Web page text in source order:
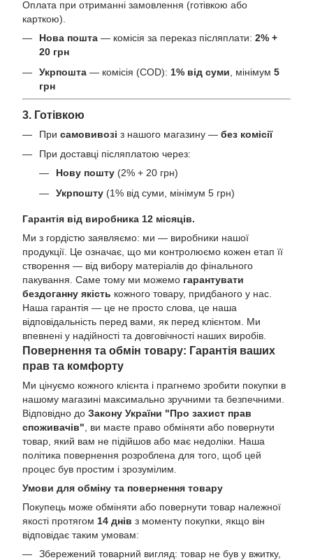
Оплата при отриманні замовлення (готівкою або
карткою).
Нова пошта — комісія за переказ післяплати: 2% +
20 грн
Укрпошта — комісія (COD): 1% від суми , мінімум 5
грн
3. Готівкою
При самовивозі з нашого магазину — без комісії
При доставці післяплатою через:
Нову пошту (2% + 20 грн)
Укрпошту (1% від суми, мінімум 5 грн)
Гарантія від виробника 12 місяців.
Ми з гордістю заявляємо: ми — виробники нашої
продукції. Це означає, що ми контролюємо кожен етап її
створення — від вибору матеріалів до фінального
пакування. Саме тому ми можемо гарантувати
бездоганну якість кожного товару, придбаного у нас.
Наша гарантія — це не просто слова, це наша
відповідальність перед вами, як перед клієнтом. Ми
впевнені у надійності та довговічності наших виробів.
Повернення та обмін товару: Гарантія ваших
прав та комфорту
Ми цінуємо кожного клієнта і прагнемо зробити покупки в
нашому магазині максимально зручними та безпечними.
Відповідно до Закону України "Про захист прав
споживачів" , ви маєте право обміняти або повернути
товар, який вам не підійшов або має недоліки. Наша
політика повернення розроблена для того, щоб цей
процес був простим і зрозумілим.
Умови для обміну та повернення товару
Покупець може обміняти або повернути товар належної
якості протягом 14 днів з моменту покупки, якщо він
відповідає таким умовам:
Збережений товарний вигляд: товар не був у вжитку,